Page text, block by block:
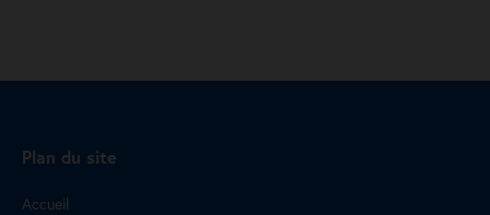
Plan du site
Accueil